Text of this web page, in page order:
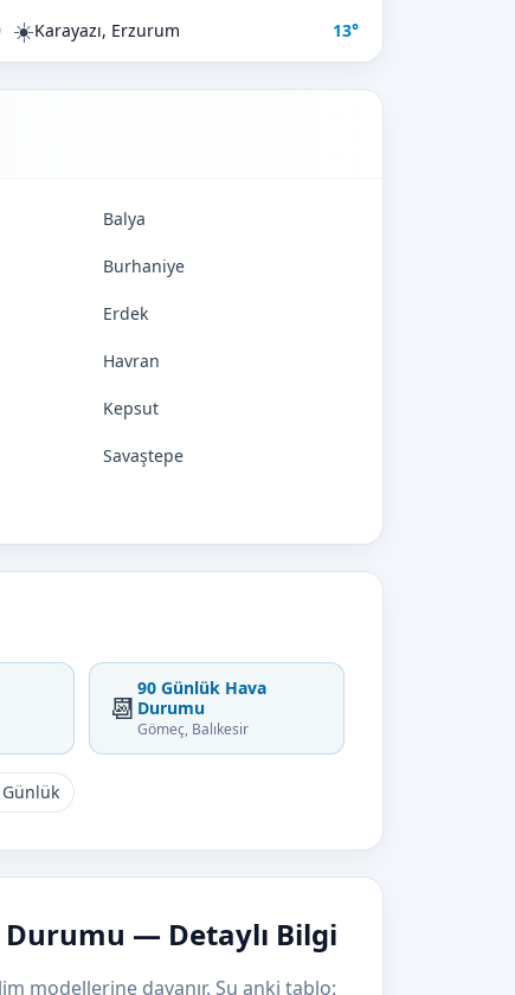
☀️Karayazı, Erzurum 13°
Balya
Burhaniye
Erdek
Havran
Kepsut
Savaştepe
📆
90 Günlük Hava
Durumu
Gömeç, Balıkesir
Günlük
Durumu — Detaylı Bilgi
modellerine dayanır. Şu anki tablo: